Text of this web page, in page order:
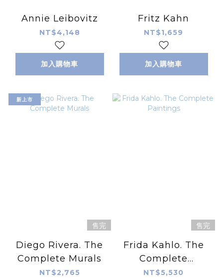
Annie Leibovitz
NT$4,148
加入購物車
Fritz Kahn
NT$1,659
加入購物車
新上市
售完
Diego Rivera. The
Complete Murals
NT$2,765
售完
Frida Kahlo. The
Complete
Paintings
NT$5,530